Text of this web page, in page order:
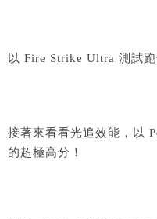
以 Fire Strike Ultra 測試
接著來看看光追效能，以
的超極高分！